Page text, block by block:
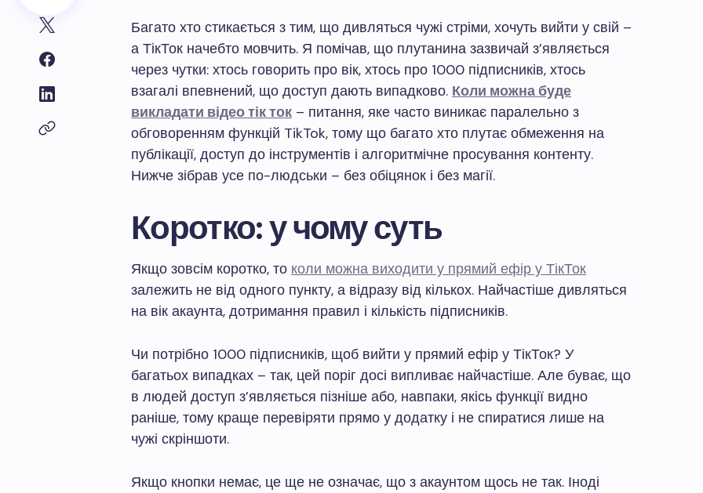
Багато хто стикається з тим, що дивляться чужі стріми, хочуть вийти у свій –
а ТікТок начебто мовчить. Я помічав, що плутанина зазвичай з’являється
через чутки: хтось говорить про вік, хтось про 1000 підписників, хтось
взагалі впевнений, що доступ дають випадково. Коли можна буде
викладати відео тік ток – питання, яке часто виникає паралельно з
обговоренням функцій TikTok, тому що багато хто плутає обмеження на
публікації, доступ до інструментів і алгоритмічне просування контенту.
Нижче зібрав усе по-людськи – без обіцянок і без магії.
Коротко: у чому суть
Якщо зовсім коротко, то коли можна виходити у прямий ефір у ТікТок
залежить не від одного пункту, а відразу від кількох. Найчастіше дивляться
на вік акаунта, дотримання правил і кількість підписників.
Чи потрібно 1000 підписників, щоб вийти у прямий ефір у ТікТок? У
багатьох випадках – так, цей поріг досі випливає найчастіше. Але буває, що
в людей доступ з’являється пізніше або, навпаки, якісь функції видно
раніше, тому краще перевіряти прямо у додатку і не спиратися лише на
чужі скріншоти.
Якщо кнопки немає, це ще не означає, що з акаунтом щось не так. Іноді